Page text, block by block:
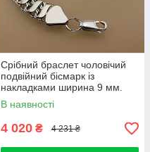
Срібний браслет чоловічий
подвійний бісмарк із
накладками ширина 9 мм.
Браслет срібний чоловічий на
руки. 20 см
В наявності
4 020 ₴ 4 231 ₴